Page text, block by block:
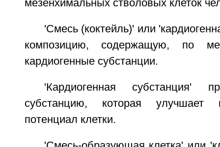
мезенхимальных стволовых клеток
'Смесь (коктейль)' или
композицию, содержащую, по
кардиогенные субстанции.
'Кардиогенная субстанция'
субстанцию, которая улучшает
потенциал клетки.